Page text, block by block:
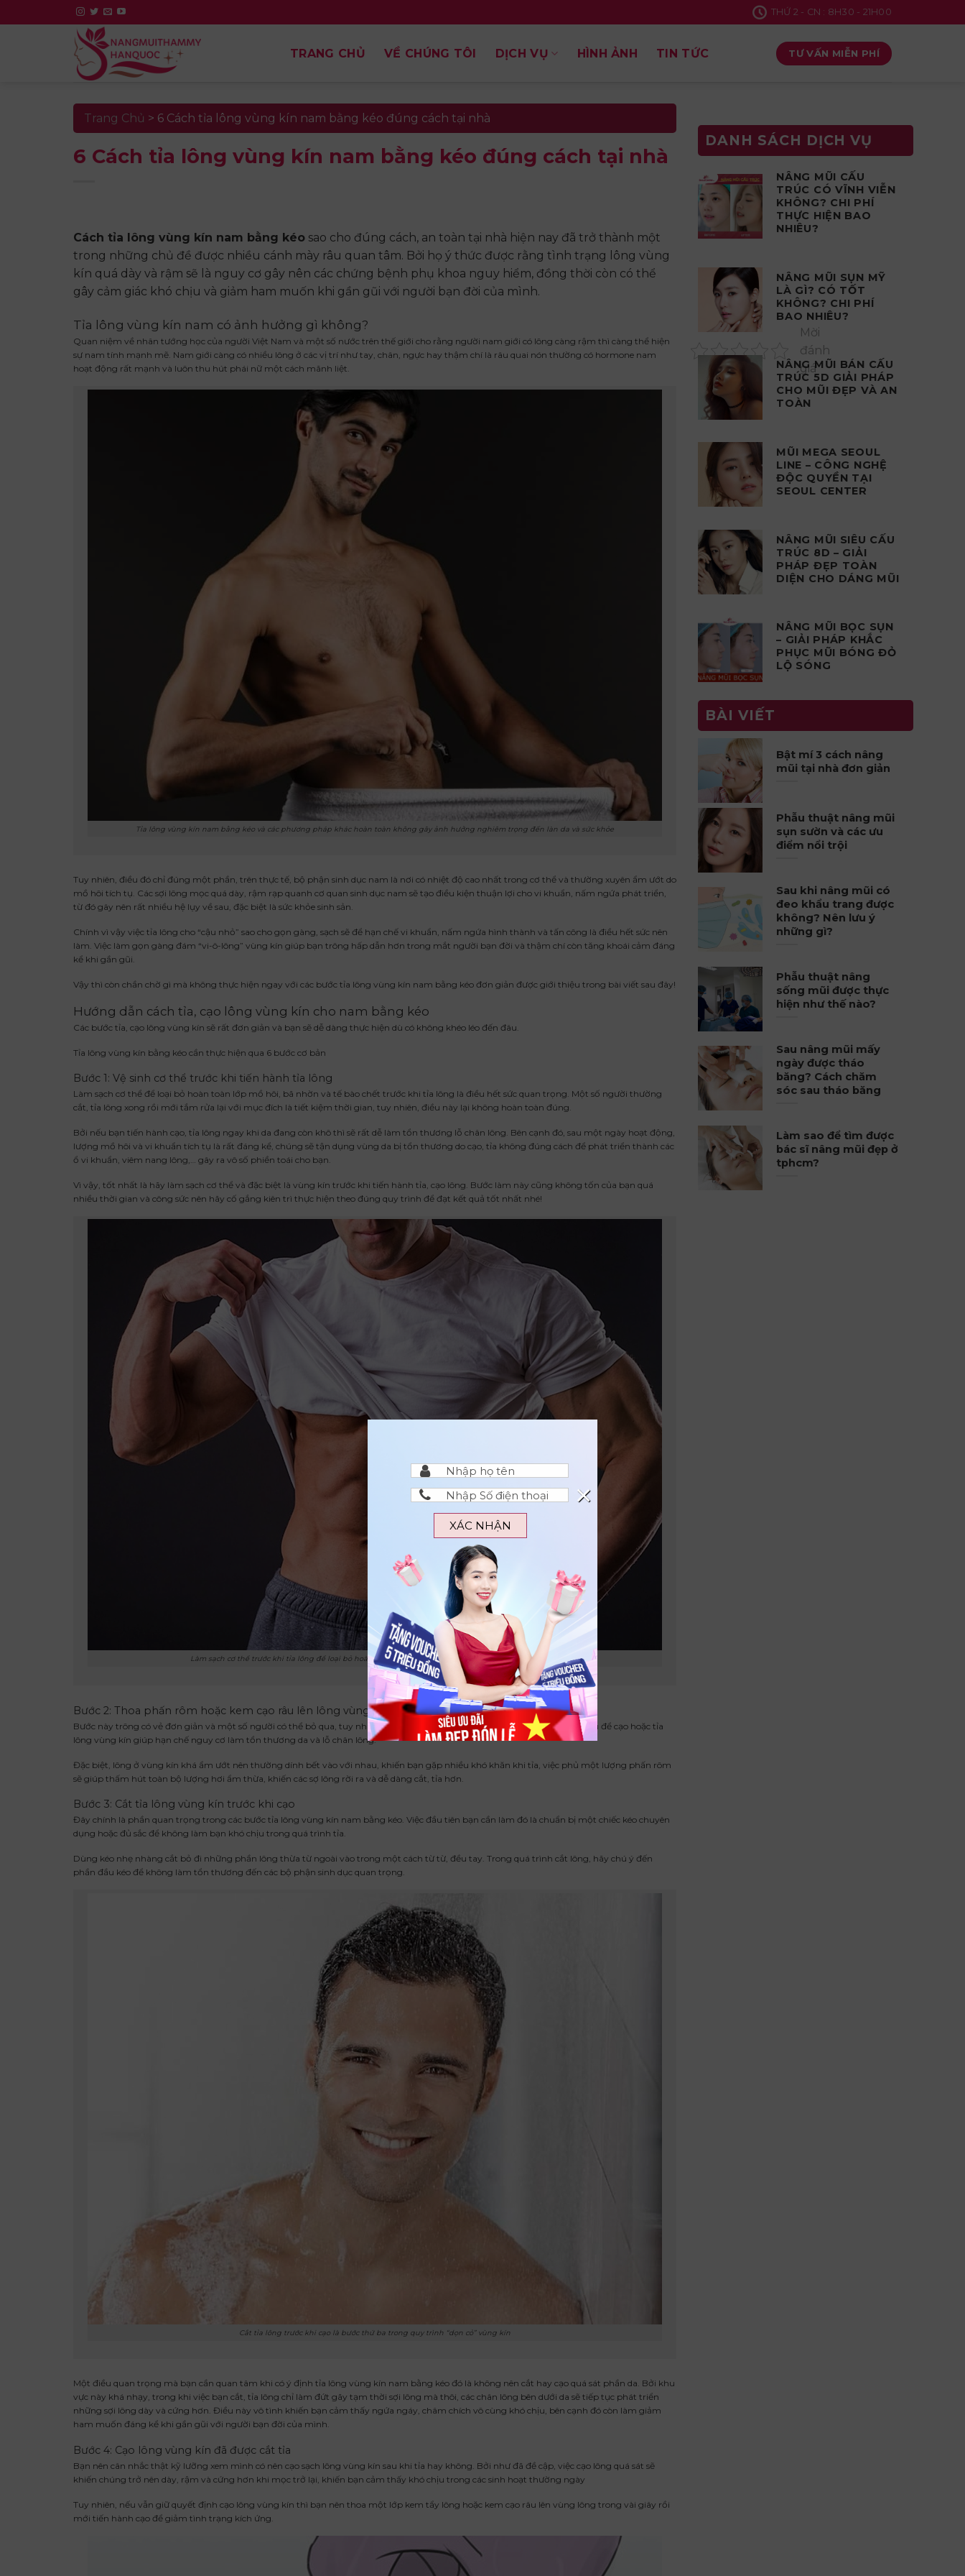
to
THỨ 2 - CN : 8H30 - 21H00
TRANG CHỦ VỀ CHÚNG TÔI DỊCH VỤ HÌNH ẢNH TIN TỨC TƯ VẤN MIỄN PHÍ
Trang Chủ > 6 Cách tỉa lông vùng kín nam bằng kéo đúng cách tại nhà
6 Cách tỉa lông vùng kín nam bằng kéo đúng cách tại nhà
Cách tỉa lông vùng kín nam bằng kéo sao cho đúng cách, an toàn tại nhà hiện nay đã trở thành một
trong những chủ đề được nhiều cánh mày râu quan tâm. Bởi họ ý thức được rằng tình trạng lông vùng
kín quá dày và rậm sẽ là nguy cơ gây nên các chứng bệnh phụ khoa nguy hiểm, đồng thời còn có thể
gây cảm giác khó chịu và giảm ham muốn khi gần gũi với người bạn đời của mình.
Tỉa lông vùng kín nam có ảnh hưởng gì không?
Quan niệm về nhân tướng học của người Việt Nam và một số nước trên thế giới cho rằng người nam giới có lông càng rậm thì càng thể hiện
sự nam tính mạnh mẽ. Nam giới càng có nhiều lông ở các vị trí như tay, chân, ngực hay thậm chí là râu quai nón thường có hormone nam
hoạt động rất mạnh và luôn thu hút phái nữ một cách mãnh liệt.
Tỉa lông vùng kín nam bằng kéo và các phương pháp khác hoàn toàn không gây ảnh hưởng nghiêm trọng đến làn da và sức khỏe
Tuy nhiên, điều đó chỉ đúng một phần, trên thực tế, bộ phận sinh dục nam là nơi có nhiệt độ cao nhất trong cơ thể và thường xuyên ẩm ướt do
mồ hôi tích tụ. Các sợi lông mọc quá dày, rậm rạp quanh cơ quan sinh dục nam sẽ tạo điều kiện thuận lợi cho vi khuẩn, nấm ngứa phát triển,
từ đó gây nên rất nhiều hệ lụy về sau, đặc biệt là sức khỏe sinh sản.
Chính vì vậy việc tỉa lông cho “cậu nhỏ” sao cho gọn gàng, sạch sẽ để hạn chế vi khuẩn, nấm ngứa hình thành và tấn công là điều hết sức nên
làm. Việc làm gọn gàng đám “vi-ô-lông” vùng kín giúp bạn trông hấp dẫn hơn trong mắt người bạn đời và thậm chí còn tăng khoái cảm đáng
kể khi gần gũi.
Vậy thì còn chần chờ gì mà không thực hiện ngay với các bước tỉa lông vùng kín nam bằng kéo đơn giản được giới thiệu trong bài viết sau đây!
Hướng dẫn cách tỉa, cạo lông vùng kín cho nam bằng kéo
Các bước tỉa, cạo lông vùng kín sẽ rất đơn giản và bạn sẽ dễ dàng thực hiện dù có không khéo léo đến đâu.
Tỉa lông vùng kín bằng kéo cần thực hiện qua 6 bước cơ bản
Bước 1: Vệ sinh cơ thể trước khi tiến hành tỉa lông
Làm sạch cơ thể để loại bỏ hoàn toàn lớp mồ hôi, bã nhờn và tế bào chết trước khi tỉa lông là điều hết sức quan trọng. Một số người thường
cắt, tỉa lông xong rồi mới tắm rửa lại với mục đích là tiết kiệm thời gian, tuy nhiên, điều này lại không hoàn toàn đúng.
Bởi nếu bạn tiến hành cạo, tỉa lông ngay khi da đang còn khô thì sẽ rất dễ làm tổn thương lỗ chân lông. Bên cạnh đó, sau một ngày hoạt động,
lượng mồ hôi và vi khuẩn tích tụ là rất đáng kể, chúng sẽ tận dụng vùng da bị tổn thương do cạo, tỉa không đúng cách để phát triển thành các
ổ vi khuẩn, viêm nang lông,… gây ra vô số phiền toái cho bạn.
Vì vậy, tốt nhất là hãy làm sạch cơ thể và đặc biệt là vùng kín trước khi tiến hành tỉa, cạo lông. Bước làm này cũng không tốn của bạn quá
nhiều thời gian và công sức nên hãy cố gắng kiên trì thực hiện theo đúng quy trình để đạt kết quả tốt nhất nhé!
Làm sạch cơ thể trước khi tỉa lông để loại bỏ hoàn toàn tế bào chết cũng như bã nhờn, mồ hôi tích tụ
Bước 2: Thoa phấn rôm hoặc kem cạo râu lên lông vùng kín
Bước này trông có vẻ đơn giản và một số người có thể bỏ qua, tuy nhiên, việc thoa phấn rôm hoặc sử dụng luôn kem cạo râu để cạo hoặc tỉa
lông vùng kín giúp hạn chế nguy cơ làm tổn thương da và lỗ chân lông.
Đặc biệt, lông ở vùng kín khá ẩm ướt nên thường dính bết vào với nhau, khiến bạn gặp nhiều khó khăn khi tỉa, việc phủ một lượng phấn rôm
sẽ giúp thấm hút toàn bộ lượng hơi ẩm thừa, khiến các sợ lông rời ra và dễ dàng cắt, tỉa hơn.
Bước 3: Cắt tỉa lông vùng kín trước khi cạo
Đây chính là phần quan trọng trong các bước tỉa lông vùng kín nam bằng kéo. Việc đầu tiên bạn cần làm đó là chuẩn bị một chiếc kéo chuyên
dụng hoặc đủ sắc để không làm bạn khó chịu trong quá trình tỉa.
Dùng kéo nhẹ nhàng cắt bỏ đi những phần lông thừa từ ngoài vào trong một cách từ từ, đều tay. Trong quá trình cắt lông, hãy chú ý đến
phần đầu kéo để không làm tổn thương đến các bộ phận sinh dục quan trọng.
Cắt tỉa lông trước khi cạo là bước thứ ba trong quy trình “dọn cỏ” vùng kín
Một điều quan trọng mà bạn cần quan tâm khi có ý định tỉa lông vùng kín nam bằng kéo đó là không nên cắt hay cạo quá sát phần da. Bởi khu
vực này khá nhạy, trong khi việc bạn cắt, tỉa lông chỉ làm đứt gãy tạm thời sợi lông mà thôi, các chân lông bên dưới da sẽ tiếp tục phát triển
những sợi lông dày và cứng hơn. Điều này vô tình khiến bạn cảm thấy ngứa ngáy, châm chích vô cùng khó chịu, bên cạnh đó còn làm giảm
ham muốn đáng kể khi gần gũi với người bạn đời của mình.
Bước 4: Cạo lông vùng kín đã được cắt tỉa
Bạn nên cân nhắc thật kỹ lưỡng xem mình có nên cạo sạch lông vùng kín sau khi tỉa hay không. Bởi như đã đề cập, việc cạo lông quá sát sẽ
khiến chúng trở nên dày, rậm và cứng hơn khi mọc trở lại, khiến bạn cảm thấy khó chịu trong các sinh hoạt thường ngày
Tuy nhiên, nếu vẫn giữ quyết định cạo lông vùng kín thì bạn nên thoa một lớp kem tẩy lông hoặc kem cạo râu lên vùng lông trong vài giây rồi
mới tiến hành cạo để giảm tình trạng kích ứng.
Mời
đánh
giá
DANH SÁCH DỊCH VỤ
NÂNG MŨI CẤU
TRÚC CÓ VĨNH VIỄN
KHÔNG? CHI PHÍ
THỰC HIỆN BAO
NHIÊU?
NÂNG MŨI SỤN MỸ
LÀ GÌ? CÓ TỐT
KHÔNG? CHI PHÍ
BAO NHIÊU?
NÂNG MŨI BÁN CẤU
TRÚC 5D GIẢI PHÁP
CHO MŨI ĐẸP VÀ AN
TOÀN
MŨI MEGA SEOUL
LINE – CÔNG NGHỆ
ĐỘC QUYỀN TẠI
SEOUL CENTER
NÂNG MŨI SIÊU CẤU
TRÚC 8D – GIẢI
PHÁP ĐẸP TOÀN
DIỆN CHO DÁNG MŨI
NÂNG MŨI BỌC SỤN
– GIẢI PHÁP KHẮC
PHỤC MŨI BÓNG ĐỎ
LỘ SÓNG
BÀI VIẾT
Bật mí 3 cách nâng
mũi tại nhà đơn giản
Phẫu thuật nâng mũi
sụn sườn và các ưu
điểm nổi trội
Sau khi nâng mũi có
đeo khẩu trang được
không? Nên lưu ý
những gì?
Phẫu thuật nâng
sống mũi được thực
hiện như thế nào?
Sau nâng mũi mấy
ngày được tháo
băng? Cách chăm
sóc sau tháo băng
Làm sao để tìm được
bác sĩ nâng mũi đẹp ở
tphcm?
XÁC NHẬN
×